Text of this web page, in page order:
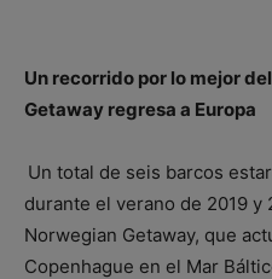
Un recorrido por lo mejor
Getaway regresa a Europa
Un total de seis barcos
durante el verano de 2019 y
Norwegian Getaway, que
Copenhague en el Mar